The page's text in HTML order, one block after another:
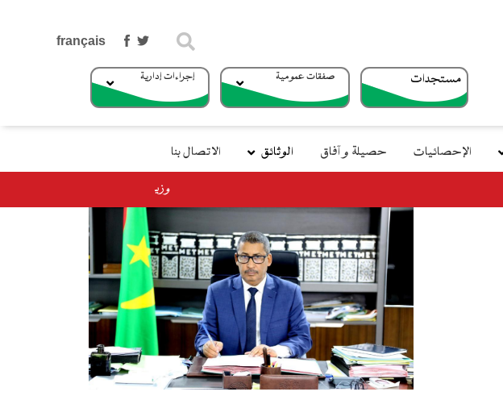
مستجدات صفقات عمومية إجراءات إدارية
الإحصائيات حصيلة و آفاق الوثائق الاتصال بنا
وزير التجهيز والنقل يتوجه إلي جزر الكناري في إطار الزيارة الرسمية للمملكة الإسبانية